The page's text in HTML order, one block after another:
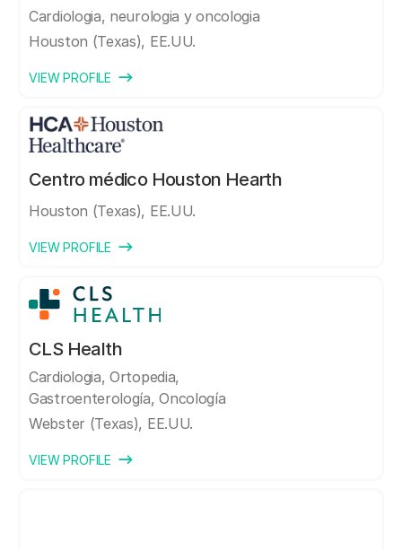
Cardiologia, neurologia y oncologia
Houston (Texas), EE.UU.
VIEW PROFILE
Centro médico Houston Hearth
Houston (Texas), EE.UU.
VIEW PROFILE
CLS Health
Cardiologia, Ortopedia,
Gastroenterología, Oncología
Webster (Texas), EE.UU.
VIEW PROFILE